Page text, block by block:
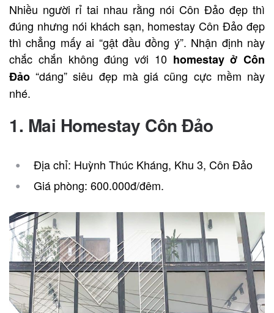
Nhiều người rỉ tai nhau rằng nói Côn Đảo đẹp thì
đúng nhưng nói khách sạn, homestay Côn Đảo đẹp
thì chẳng mấy ai “gật đầu đồng ý”. Nhận định này
chắc chắn không đúng với 10 homestay ở Côn
Đảo“dáng” siêu đẹp mà giá cũng cực mềm này
nhé.
1. Mai Homestay Côn Đảo
Địa chỉ: Huỳnh Thúc Kháng, Khu 3, Côn Đảo
Giá phòng: 600.000đ/đêm.